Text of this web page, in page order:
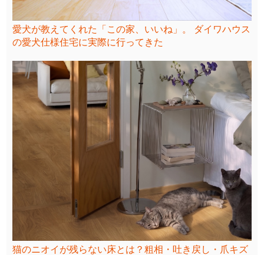
愛犬が教えてくれた「この家、いいね」。 ダイワハウス
の愛犬仕様住宅に実際に行ってきた
猫のニオイが残らない床とは？粗相・吐き戻し・爪キズ